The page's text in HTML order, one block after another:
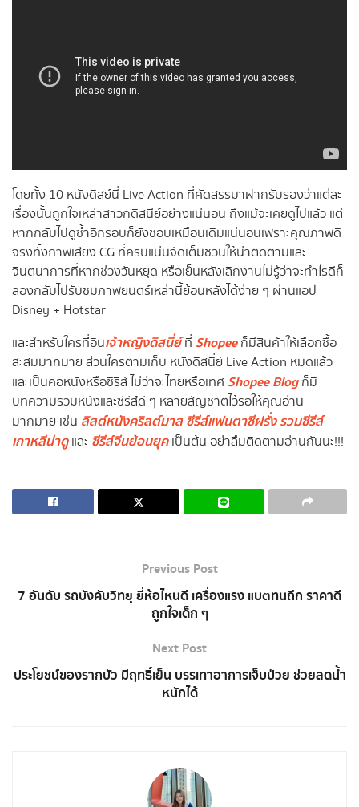
โดยทั้ง 10 หนังดิสย์นี่ Live Action ที่คัดสรรมาฝากรับรองว่าแต่ละ
เรื่องนั้นถูกใจเหล่าสาวกดิสนีย์อย่างแน่นอน ถึงแม้จะเคยดูไปแล้ว แต่
หากกลับไปดูซ้ำอีกรอบก็ยังชอบเหมือนเดิมแน่นอนเพราะคุณภาพดี
จริงทั้งภาพเสียง CG ที่ครบแน่นจัดเต็มชวนให้น่าติดตามและ
จินตนาการที่หากช่วงวันหยุด หรือเย็นหลังเลิกงานไม่รู้ว่าจะทำไรดีก็
ลองกลับไปรับชมภาพยนตร์เหล่านี้ย้อนหลังได้ง่าย ๆ ผ่านแอป
Disney + Hotstar
และสำหรับใครที่ีอินเจ้าหญิงดิสนี่ย์ที่ Shopeeก็มีสินค้าให้เลือกซื้อ
สะสมมากมาย ส่วนใครตามเก็บ หนังดิสนี่ย์ Live Action หมดแล้ว
และเป็นคอหนังหรือซีรีส์ ไม่ว่าจะไทยหรือเทศ Shopee Blogก็มี
บทความรวมหนังและซีรีส์ดี ๆ หลายสัญชาติไว้รอให้คุณอ่าน
มากมาย เช่น ลิสต์หนังคริสต์มาสซีรีส์แฟนตาซีฝรั่งรวมซีรีส์
เกาหลีน่าดูและ ซีรีส์จีนย้อนยุคเป็นต้น อย่าลืมติดตามอ่านกันนะ!!!
Previous Post
7 อันดับ รถบังคับวิทยุ ยี่ห้อไหนดี เครื่องแรง แบตทนถึก ราคาดี
ถูกใจเด็ก ๆ
Next Post
ประโยชน์ของรากบัว มีฤทธิ์เย็น บรรเทาอาการเจ็บป่วย ช่วยลดน้ำ
หนักได้